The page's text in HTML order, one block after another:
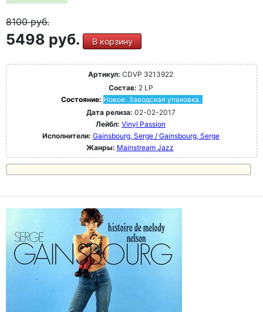
8100руб.
5498 руб. В корзину
Артикул: CDVP 3213922
Состав: 2 LP
Состояние: Новое. Заводская упаковка.
Дата релиза: 02-02-2017
Лейбл: Vinyl Passion
Исполнители: Gainsbourg, Serge / Gainsbourg, Serge
Жанры: Mainstream Jazz